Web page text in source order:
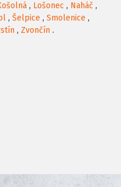
, Lošonec , Naháč ,
, Šelpice , Smolenice ,
, Zvončín .